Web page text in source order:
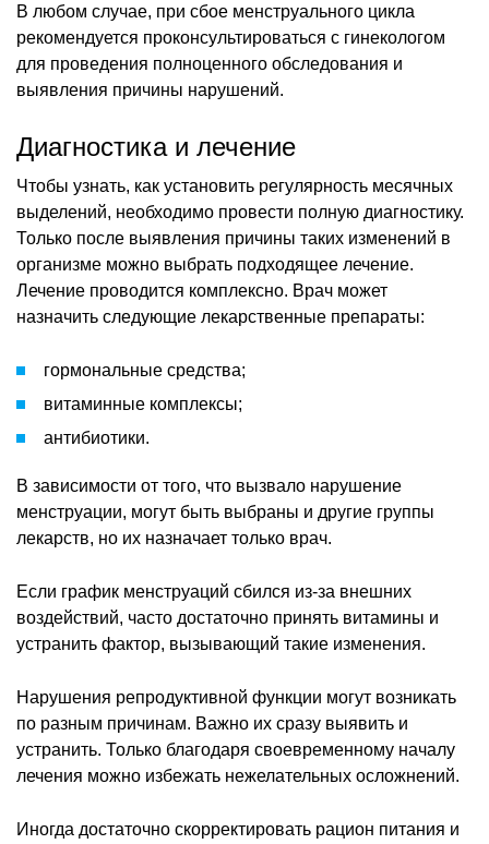
В любом случае, при сбое менструального цикла
рекомендуется проконсультироваться с гинекологом
для проведения полноценного обследования и
выявления причины нарушений.
Диагностика и лечение
Чтобы узнать, как установить регулярность месячных
выделений, необходимо провести полную диагностику.
Только после выявления причины таких изменений в
организме можно выбрать подходящее лечение.
Лечение проводится комплексно. Врач может
назначить следующие лекарственные препараты:
гормональные средства;
витаминные комплексы;
антибиотики.
В зависимости от того, что вызвало нарушение
менструации, могут быть выбраны и другие группы
лекарств, но их назначает только врач.
Если график менструаций сбился из-за внешних
воздействий, часто достаточно принять витамины и
устранить фактор, вызывающий такие изменения.
Нарушения репродуктивной функции могут возникать
по разным причинам. Важно их сразу выявить и
устранить. Только благодаря своевременному началу
лечения можно избежать нежелательных осложнений.
Иногда достаточно скорректировать рацион питания и